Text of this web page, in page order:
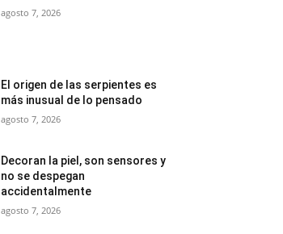
agosto 7, 2026
El origen de las serpientes es
más inusual de lo pensado
agosto 7, 2026
Decoran la piel, son sensores y
no se despegan
accidentalmente
agosto 7, 2026